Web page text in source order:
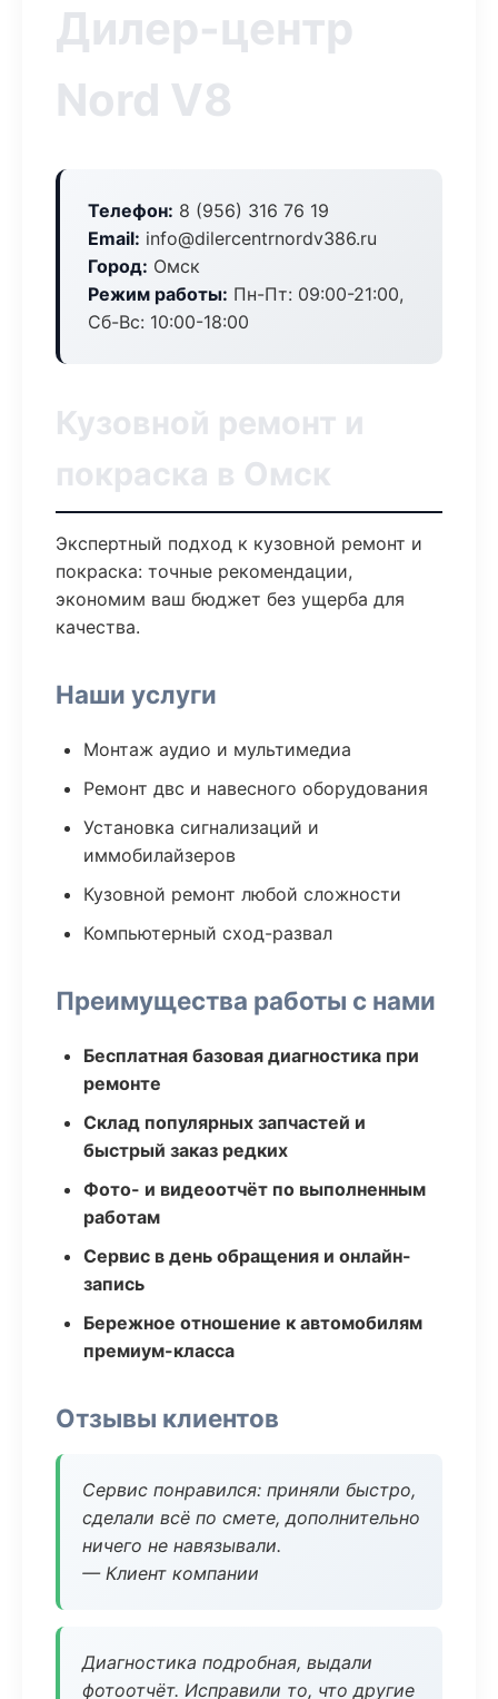
Дилер-центр
Nord V8
Телефон: 8 (956) 316 76 19
Email: info@dilercentrnordv386.ru
Город: Омск
Режим работы: Пн-Пт: 09:00-21:00,
Сб-Вс: 10:00-18:00
Кузовной ремонт и
покраска в Омск
Экспертный подход к кузовной ремонт и
покраска: точные рекомендации,
экономим ваш бюджет без ущерба для
качества.
Наши услуги
Монтаж аудио и мультимедиа
Ремонт двс и навесного оборудования
Установка сигнализаций и
иммобилайзеров
Кузовной ремонт любой сложности
Компьютерный сход-развал
Преимущества работы с нами
Бесплатная базовая диагностика при
ремонте
Склад популярных запчастей и
быстрый заказ редких
Фото- и видеоотчёт по выполненным
работам
Сервис в день обращения и онлайн-
запись
Бережное отношение к автомобилям
премиум-класса
Отзывы клиентов
Сервис понравился: приняли быстро,
сделали всё по смете, дополнительно
ничего не навязывали.
— Клиент компании
Диагностика подробная, выдали
фотоотчёт. Исправили то, что другие